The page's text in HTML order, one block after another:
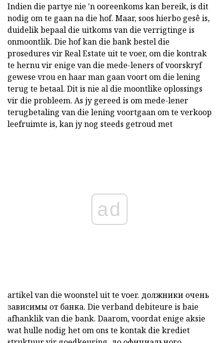
Indien die partye nie 'n ooreenkoms kan bereik, is dit
nodig om te gaan na die hof. Maar, soos hierbo gesê is,
duidelik bepaal die uitkoms van die verrigtinge is
onmoontlik. Die hof kan die bank bestel die
prosedures vir Real Estate uit te voer, om die kontrak
te hernu vir enige van die mede-leners of voorskryf
gewese vrou en haar man gaan voort om die lening
terug te betaal. Dit is nie al die moontlike oplossings
vir die probleem. As jy gereed is om mede-lener
terugbetaling van die lening voortgaan om te verkoop
leefruimte is, kan jy nog steeds getroud met
ad
artikel van die woonsteluit te voer. должники очень
зависимы от банка. Die verband debiteure is baie
afhanklik van die bank. Daarom, voordat enige aksie
wat hulle nodig het om ons te kontak die krediet